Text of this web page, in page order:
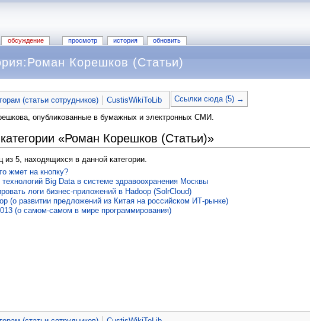
обсуждение просмотр история обновить
Корешков (Статьи)
(статьи сотрудников) CustisWikiToLib Ссылки сюда (5) →
опубликованные в бумажных и электронных СМИ.
«Роман Корешков (Статьи)»
из 5, находящихся в данной категории.
жмет на кнопку?
технологий Big Data в системе здравоохранения Москвы
логи бизнес-приложений в Hadoop (SolrCloud)
(о развитии предложений из Китая на российском ИТ-рынке)
(о самом-самом в мире программирования)